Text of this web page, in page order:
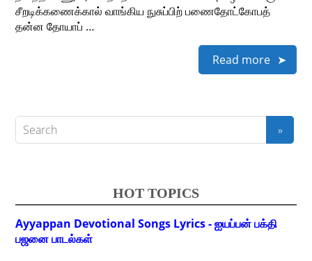
சீறடிக்கணைக்கால் வாங்கிய நுசுப்பிற் பணைதோட்கோபத்
தன்ன தோயாப் …
Read more
HOT TOPICS
Ayyappan Devotional Songs Lyrics - ஐயப்பன் பக்தி
பஜனை பாடல்கள்